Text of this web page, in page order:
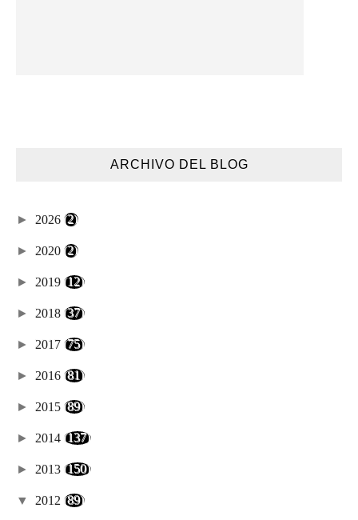
ARCHIVO DEL BLOG
► 2026 (2)
► 2020 (2)
► 2019 (12)
► 2018 (37)
► 2017 (75)
► 2016 (81)
► 2015 (89)
► 2014 (137)
► 2013 (150)
▼ 2012 (89)